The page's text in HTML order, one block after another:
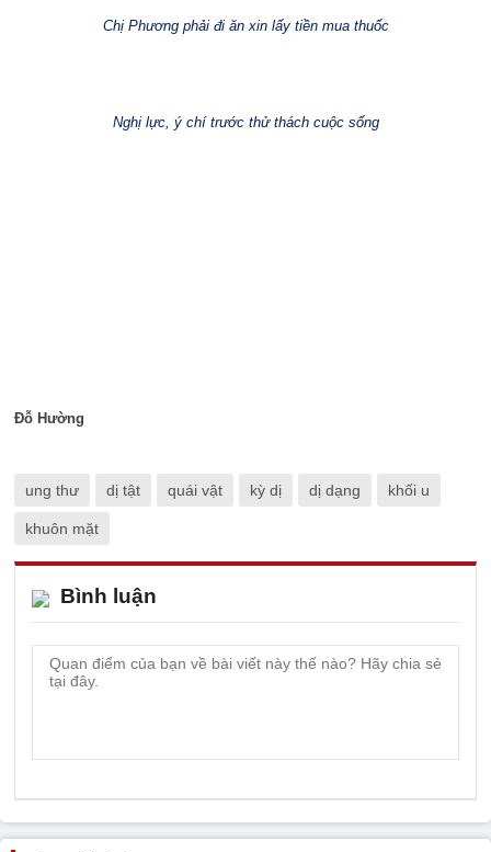
Chị Phương phải đi ăn xin lấy tiền mua thuốc
Nghị lực, ý chí trước thử thách cuộc sống
Đỗ Hường
ung thư dị tật quái vật kỳ dị dị dạng khối u
khuôn mặt
Bình luận